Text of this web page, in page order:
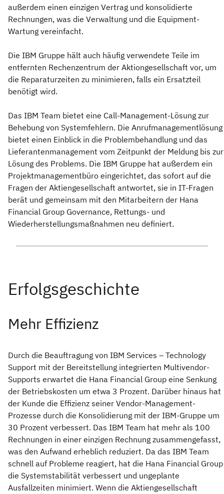
außerdem einen einzigen Vertrag und konsolidierte
Rechnungen, was die Verwaltung und die Equipment-
Wartung vereinfacht.
Die IBM Gruppe hält auch häufig verwendete Teile im
entfernten Rechenzentrum der Aktiongesellschaft vor, um
die Reparaturzeiten zu minimieren, falls ein Ersatzteil
benötigt wird.
Das IBM Team bietet eine Call-Management-Lösung zur
Behebung von Systemfehlern. Die Anrufmanagementlösung
bietet einen Einblick in die Problembehandlung und das
Lieferantenmanagement vom Zeitpunkt der Meldung bis zur
Lösung des Problems. Die IBM Gruppe hat außerdem ein
Projektmanagementbüro eingerichtet, das sofort auf die
Fragen der Aktiengesellschaft antwortet, sie in IT-Fragen
berät und gemeinsam mit den Mitarbeitern der Hana
Financial Group Governance, Rettungs- und
Wiederherstellungsmaßnahmen neu definiert.
Mehr Effizienz
Durch die Beauftragung von IBM Services – Technology
Support mit der Bereitstellung integrierten Multivendor-
Supports erwartet die Hana Financial Group eine Senkung
der Betriebskosten um etwa 3 Prozent. Darüber hinaus hat
der Kunde die Effizienz seiner Vendor-Management-
Prozesse durch die Konsolidierung mit der IBM-Gruppe um
30 Prozent verbessert. Das IBM Team hat mehr als 100
Rechnungen in einer einzigen Rechnung zusammengefasst,
was den Aufwand erheblich reduziert. Da das IBM Team
schnell auf Probleme reagiert, hat die Hana Financial Group
die Systemstabilität verbessert und ungeplante
Ausfallzeiten minimiert. Wenn die Aktiengesellschaft